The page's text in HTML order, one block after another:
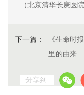
（北京清华长庚医
下一篇：
《生命时
里的由来
分享到: